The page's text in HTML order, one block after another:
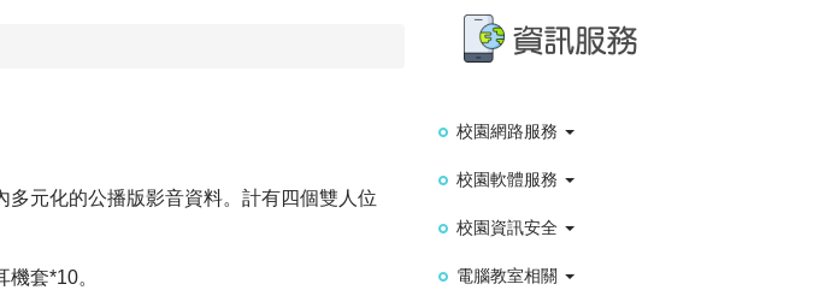
元化的公播版影音資料。計有四個雙人位
套*10。
校園網路服務
校園軟體服務
校園資訊安全
電腦教室相關